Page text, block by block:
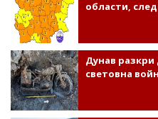
области,
Дунав
световна